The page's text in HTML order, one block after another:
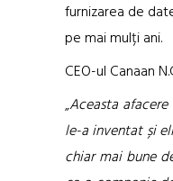
furnizarea de
pe mai mulți ani.
CEO-ul Canaan
„Aceasta
le-a inventat și
chiar mai bune